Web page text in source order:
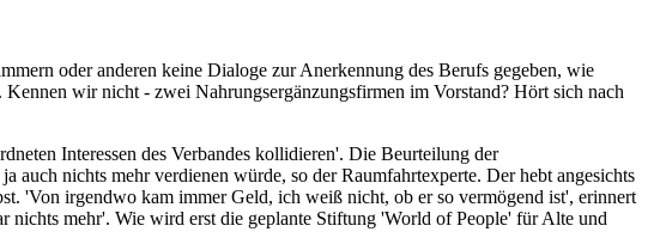
oder anderen keine Dialoge zur Anerkennung des Berufs gegeben, wie
wir nicht - zwei Nahrungsergänzungsfirmen im Vorstand? Hört sich nach
Interessen des Verbandes kollidieren'. Die Beurteilung der
auch nichts mehr verdienen würde, so der Raumfahrtexperte. Der hebt angesichts
'Von irgendwo kam immer Geld, ich weiß nicht, ob er so vermögend ist', erinnert
mehr'. Wie wird erst die geplante Stiftung 'World of People' für Alte und